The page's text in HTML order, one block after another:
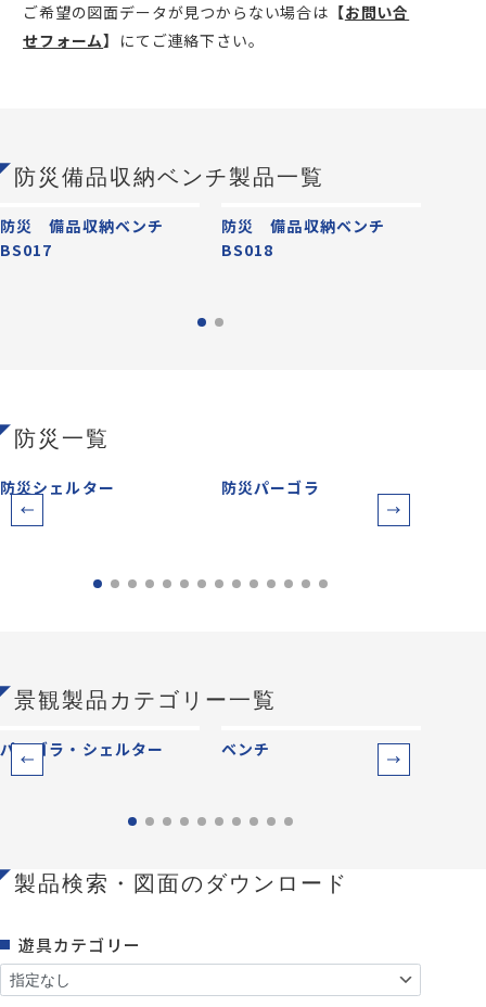
ご希望の図面データが見つからない場合は 【お問い合
せフォーム】 にてご連絡下さい。
防災備品収納ベンチ製品一覧
防災 備品収納ベンチ
BS017
防災 備品収納ベンチ
BS018
防災一覧
防災シェルター 防災パーゴラ
景観製品カテゴリー一覧
パーゴラ・シェルター ベンチ
製品検索・図面のダウンロード
遊具カテゴリー